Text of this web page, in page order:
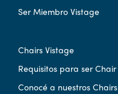
Ser Miembro Vistage
Chairs Vistage
Requisitos para ser Chair
Conocé a nuestros Chairs